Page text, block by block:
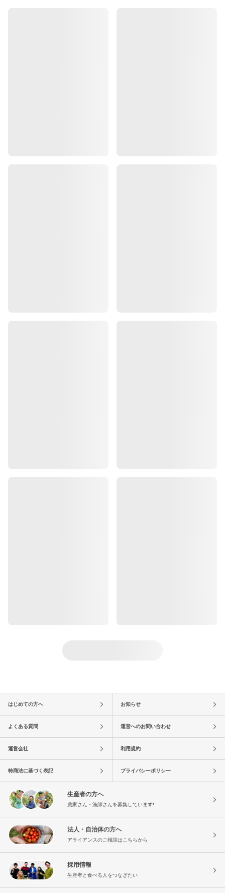
はじめての方へ お知らせ
よくある質問 運営へのお問い合わせ
運営会社 利用規約
特商法に基づく表記 プライバシーポリシー
生産者の方へ
農家さん・漁師さんを募集しています!
法人・自治体の方へ
アライアンスのご相談はこちらから
採用情報
生産者と食べる人をつなぎたい